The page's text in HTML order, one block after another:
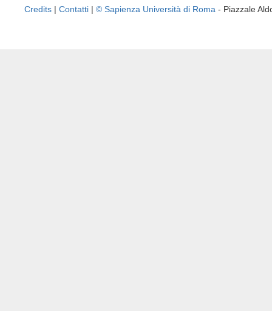
Credits | Contatti | © Sapienza Università di Roma - Piazzale